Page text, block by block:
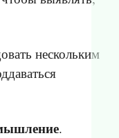
нескольким
.